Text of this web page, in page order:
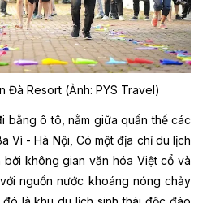
Đà Resort (Ảnh: PYS Travel)
bằng ô tô, nằm giữa quần thể các
Vì - Hà Nội, Có một địa chỉ du lịch
không gian văn hóa Việt cổ và
nguồn nước khoáng nóng chảy